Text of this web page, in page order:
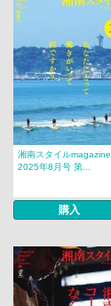
湘南スタイルmagazine
2025年8月号 第...
購入